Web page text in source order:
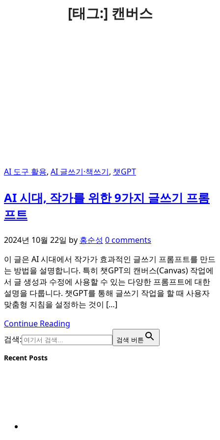
[태그:] 캔버스
AI 도구 활용, AI 글쓰기·책쓰기, 챗GPT
AI 시대, 작가를 위한 9가지 글쓰기 프롬
프트
2024년 10월 22일 by 홍순성 0 comments
이 글은 AI 시대에서 작가가 효과적인 글쓰기 프롬프트를 만드
는 방법을 설명합니다. 특히 챗GPT의 캔버스(Canvas) 작업에
서 글 생성과 수정에 사용할 수 있는 다양한 프롬프트에 대한
설명을 다룹니다. 챗GPT를 통해 글쓰기 작업을 할 때 사용자
맞춤형 지침을 설정하는 것이 […]
Continue Reading
검색:
검색 버튼
Recent Posts